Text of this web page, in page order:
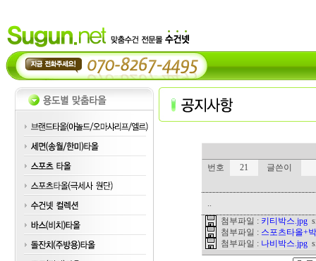
번호 21 글쓴이
..
첨부파일 : 키티박스.jpg
첨부파일 : 스포츠타올+
첨부파일 : 나비박스.jpg